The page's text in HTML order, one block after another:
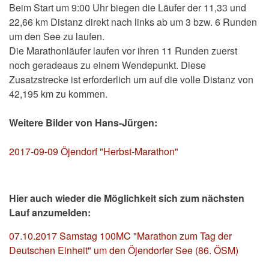
Beim Start um 9:00 Uhr biegen die Läufer der 11,33 und
22,66 km Distanz direkt nach links ab um 3 bzw. 6 Runden
um den See zu laufen.
Die Marathonläufer laufen vor ihren 11 Runden zuerst
noch geradeaus zu einem Wendepunkt. Diese
Zusatzstrecke ist erforderlich um auf die volle Distanz von
42,195 km zu kommen.
Weitere Bilder von Hans-Jürgen:
2017-09-09 Öjendorf "Herbst-Marathon"
Hier auch wieder die Möglichkeit sich zum nächsten
Lauf anzumelden:
07.10.2017 Samstag 100MC "Marathon zum Tag der
Deutschen Einheit" um den Öjendorfer See (86. ÖSM)